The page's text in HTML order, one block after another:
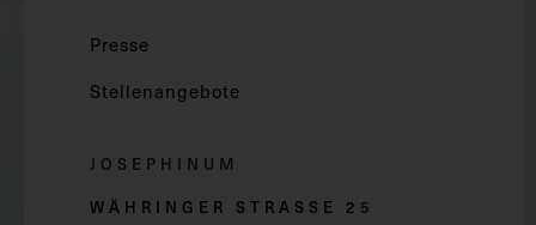
Presse
Stellenangebote
JOSEPHINUM
WÄHRINGER STRASSE 2 5